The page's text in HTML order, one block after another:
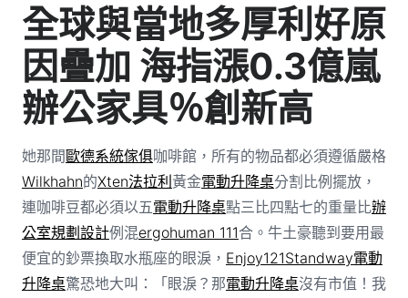
全球與當地多厚利好原
因疊加 海指漲0.3億嵐
辦公家具％創新高
她那間歐德系統傢俱咖啡館，所有的物品都必須遵循嚴格
Wilkhahn的Xten法拉利黃金電動升降桌分割比例擺放，
連咖啡豆都必須以五電動升降桌點三比四點七的重量比辦
公室規劃設計例混ergohuman 111合。牛土豪聽到要用最
便宜的鈔票換取水瓶座的眼淚， Enjoy121Standway電動
升降桌驚恐地大叫：「眼淚？那電動升降桌沒有市值！我